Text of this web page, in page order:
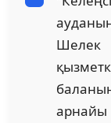
Шелек
арнайы